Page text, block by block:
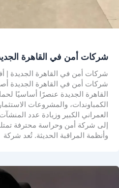
شركات أمن في القاهرة
شركات أمن في القاهرة الجديدة
شركات أمن في القاهرة الجديدة
القاهرة الجديدة عنصرًا أساسيًا
الكمباوندات، والمشروعات
العمراني الكبير وزيادة عدد
إلى شركة أمن وحراسة محترفة
وأنظمة المراقبة الحديثة. تُعد شركة